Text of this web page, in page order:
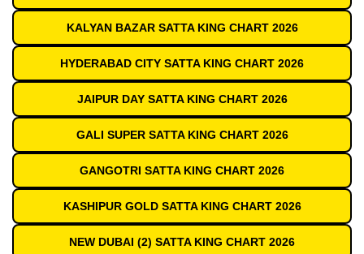
KALYAN BAZAR SATTA KING CHART 2026
HYDERABAD CITY SATTA KING CHART 2026
JAIPUR DAY SATTA KING CHART 2026
GALI SUPER SATTA KING CHART 2026
GANGOTRI SATTA KING CHART 2026
KASHIPUR GOLD SATTA KING CHART 2026
NEW DUBAI (2) SATTA KING CHART 2026